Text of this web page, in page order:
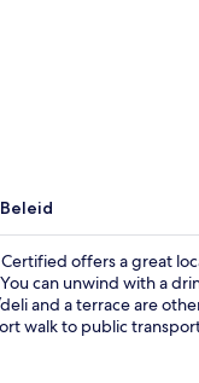
Beleid
Certified offers a great
can unwind with a
and a terrace are
walk to public